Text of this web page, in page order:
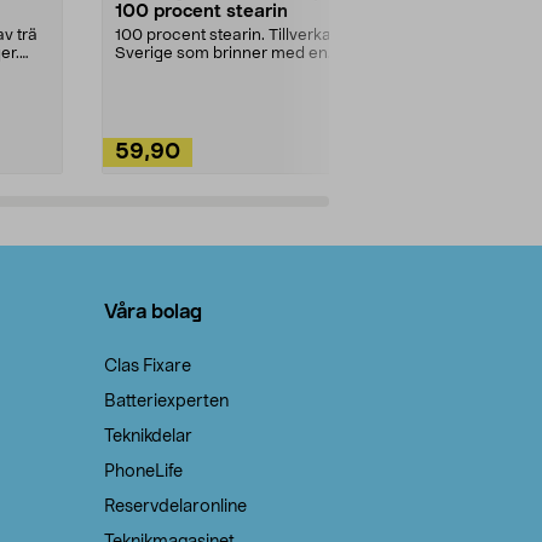
trä
100 procent stearin
100 procent stearin. Tillverkade i
Sverige som brinner med en
59,90
Våra bolag
Clas Fixare
Batteriexperten
Teknikdelar
PhoneLife
Reservdelaronline